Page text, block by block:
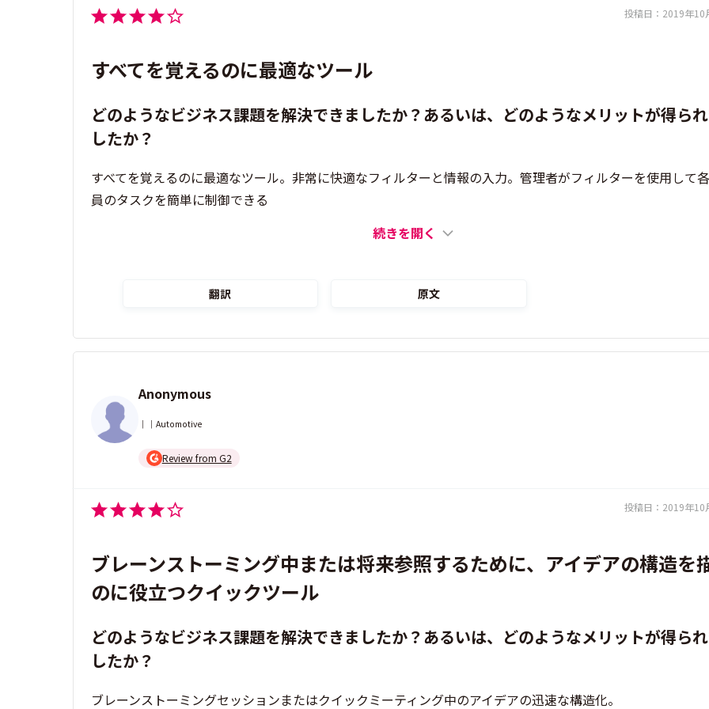
投稿日： 2019年10
すべてを覚えるのに最適なツール
どのようなビジネス課題を解決できましたか？あるいは、どのようなメリットが得ら
したか？
すべてを覚えるのに最適なツール。非常に快適なフィルターと情報の入力。管理者がフィルターを使用して
員のタスクを簡単に制御できる
続きを開く
翻訳 原文
Anonymous
｜｜Automotive
Review from G2
投稿日： 2019年10
ブレーンストーミング中または将来参照するために、アイデアの構造を
のに役立つクイックツール
どのようなビジネス課題を解決できましたか？あるいは、どのようなメリットが得ら
したか？
ブレーンストーミングセッションまたはクイックミーティング中のアイデアの迅速な構造化。